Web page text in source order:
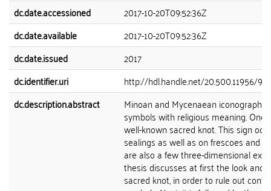
dc.date.accessioned
2017-10-20T09:52:36Z
dc.date.available
2017-10-20T09:52:36Z
dc.date.issued
2017
dc.identifier.uri
http://hdl.handle.net/20.500.11956/
dc.description.abstract
Minoan and Mycenaean iconography
symbols with religious meaning. One
well-known sacred knot. This sign
sealings as well as on frescoes and
are also a few three-dimensional
thesis discusses at first the look and
sacred knot, in order to rule out